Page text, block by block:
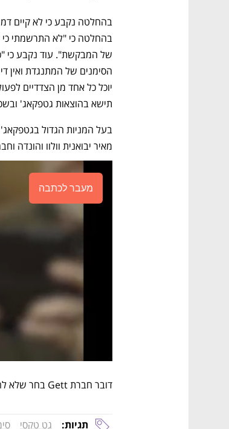
תישא בהוצאות גטפקאג' ובשכר
מאיר יבואנית וולוו והונדה
מעבר לכתבה
דובר חברת Gett בחר שלא להגיב.
תגיות: גט טקסי